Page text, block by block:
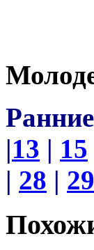
|13 | 15
| 28 | 29